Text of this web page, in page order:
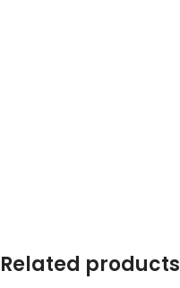
Related products